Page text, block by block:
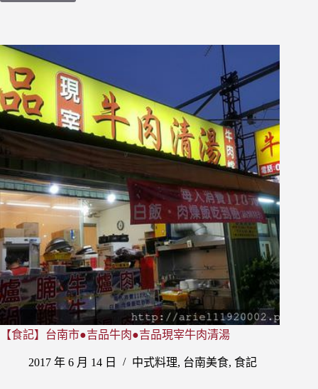
美
食
【赤
崁
璽
樓】
原
禪
食
餐
廳
創
意
蔬
食
料
理
|
文
青
去
【食記】台南市●吉品牛肉●吉品現宰牛肉清湯
2017 年 6 月 14 日 中式料理, 台南美食, 食記